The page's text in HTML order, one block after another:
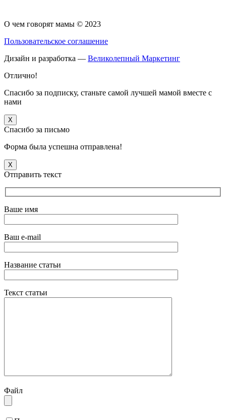
О чем говорят мамы © 2023
Пользовательское соглашение
Дизайн и разработка — Великолепный Маркетинг
Отлично!
Спасибо за подписку, станьте самой лучшей мамой вместе с
нами
X
Спасибо за письмо
Форма была успешна отправлена!
X
Отправить текст
Ваше имя
Ваш e-mail
Название статьи
Текст статьи
Файл